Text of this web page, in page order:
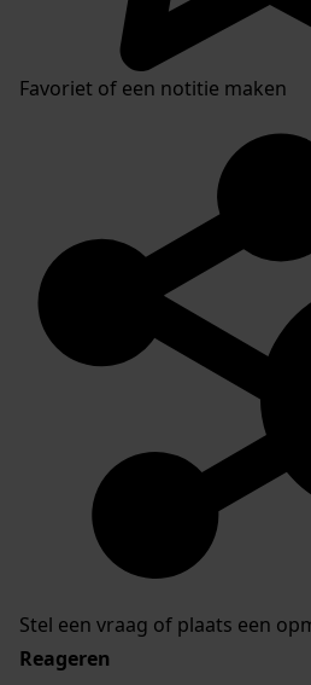
Favoriet of een notitie maken
Stel een vraag of plaats een
Reageren